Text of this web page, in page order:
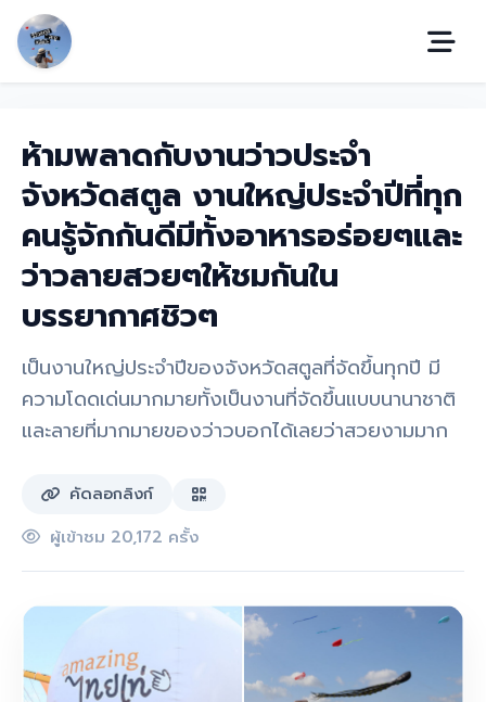
ห้ามพลาดกับงานว่าวประจำ
จังหวัดสตูล งานใหญ่ประจำปีที่ทุก
คนรู้จักกันดีมีทั้งอาหารอร่อยๆและ
ว่าวลายสวยๆให้ชมกันใน
บรรยากาศชิวๆ
เป็นงานใหญ่ประจำปีของจังหวัดสตูลที่จัดขึ้นทุกปี มี
ความโดดเด่นมากมายทั้งเป็นงานที่จัดขึ้นแบบนานาชาติ
และลายที่มากมายของว่าวบอกได้เลยว่าสวยงามมาก
คัดลอกลิงก์
ผู้เข้าชม 20,172 ครั้ง